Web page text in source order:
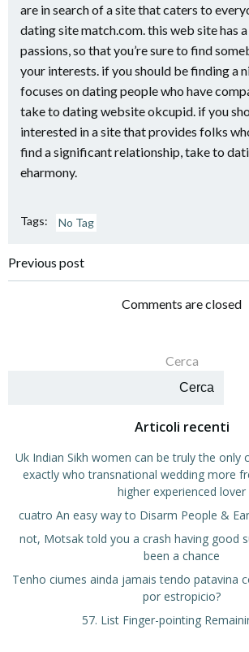
are in search of a site that caters to
dating site match.com. this web site has
passions, so that you’re sure to find
your interests. if you should be finding a
focuses on dating people who have
take to dating website okcupid. if you
interested in a site that provides folks
find a significant relationship, take to
eharmony.
Tags: No Tag
Navigazione
Previous post
Comments are closed
Cerca
Cerca
Articoli recenti
Uk Indian Sikh women can be truly the only
exactly who transnational wedding more
higher experienced lover
cuatro An easy way to Disarm People &
not, Motsak told you a crash having good
been a chance
Tenho ciumes ainda jamais tendo patavina
por estropicio?
57. List Finger-pointing